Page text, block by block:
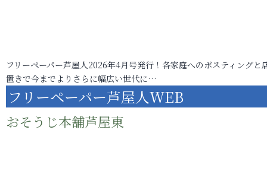
フリーペーパー芦屋人2026年4月号発行！各家庭へのポスティングと
置きで今までよりさらに幅広い世代に…
フリーペーパー芦屋人WEB
おそうじ本舗芦屋東